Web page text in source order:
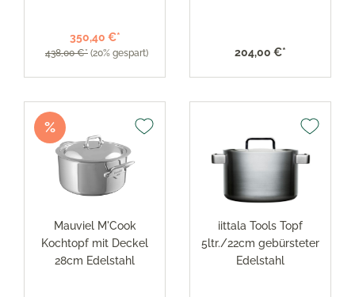
350,40 €*
438,00 €* (20% gespart) 204,00 €*
%
Mauviel M'Cook
Kochtopf mit Deckel
28cm Edelstahl
iittala Tools Topf
5ltr./22cm gebürsteter
Edelstahl